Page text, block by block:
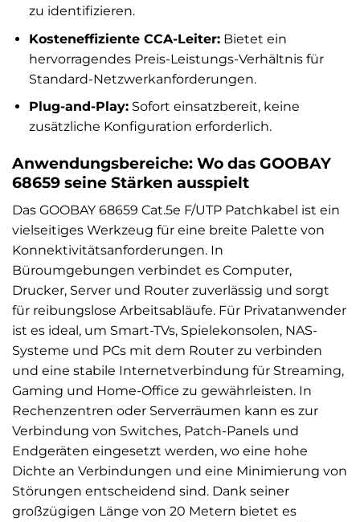
zu identifizieren.
Kosteneffiziente CCA-Leiter:Bietet ein
hervorragendes Preis-Leistungs-Verhältnis für
Standard-Netzwerkanforderungen.
Plug-and-Play:Sofort einsatzbereit, keine
zusätzliche Konfiguration erforderlich.
Anwendungsbereiche: Wo das GOOBAY
68659 seine Stärken ausspielt
Das GOOBAY 68659 Cat.5e F/UTP Patchkabel ist ein
vielseitiges Werkzeug für eine breite Palette von
Konnektivitätsanforderungen. In
Büroumgebungen verbindet es Computer,
Drucker, Server und Router zuverlässig und sorgt
für reibungslose Arbeitsabläufe. Für Privatanwender
ist es ideal, um Smart-TVs, Spielekonsolen, NAS-
Systeme und PCs mit dem Router zu verbinden
und eine stabile Internetverbindung für Streaming,
Gaming und Home-Office zu gewährleisten. In
Rechenzentren oder Serverräumen kann es zur
Verbindung von Switches, Patch-Panels und
Endgeräten eingesetzt werden, wo eine hohe
Dichte an Verbindungen und eine Minimierung von
Störungen entscheidend sind. Dank seiner
großzügigen Länge von 20 Metern bietet es